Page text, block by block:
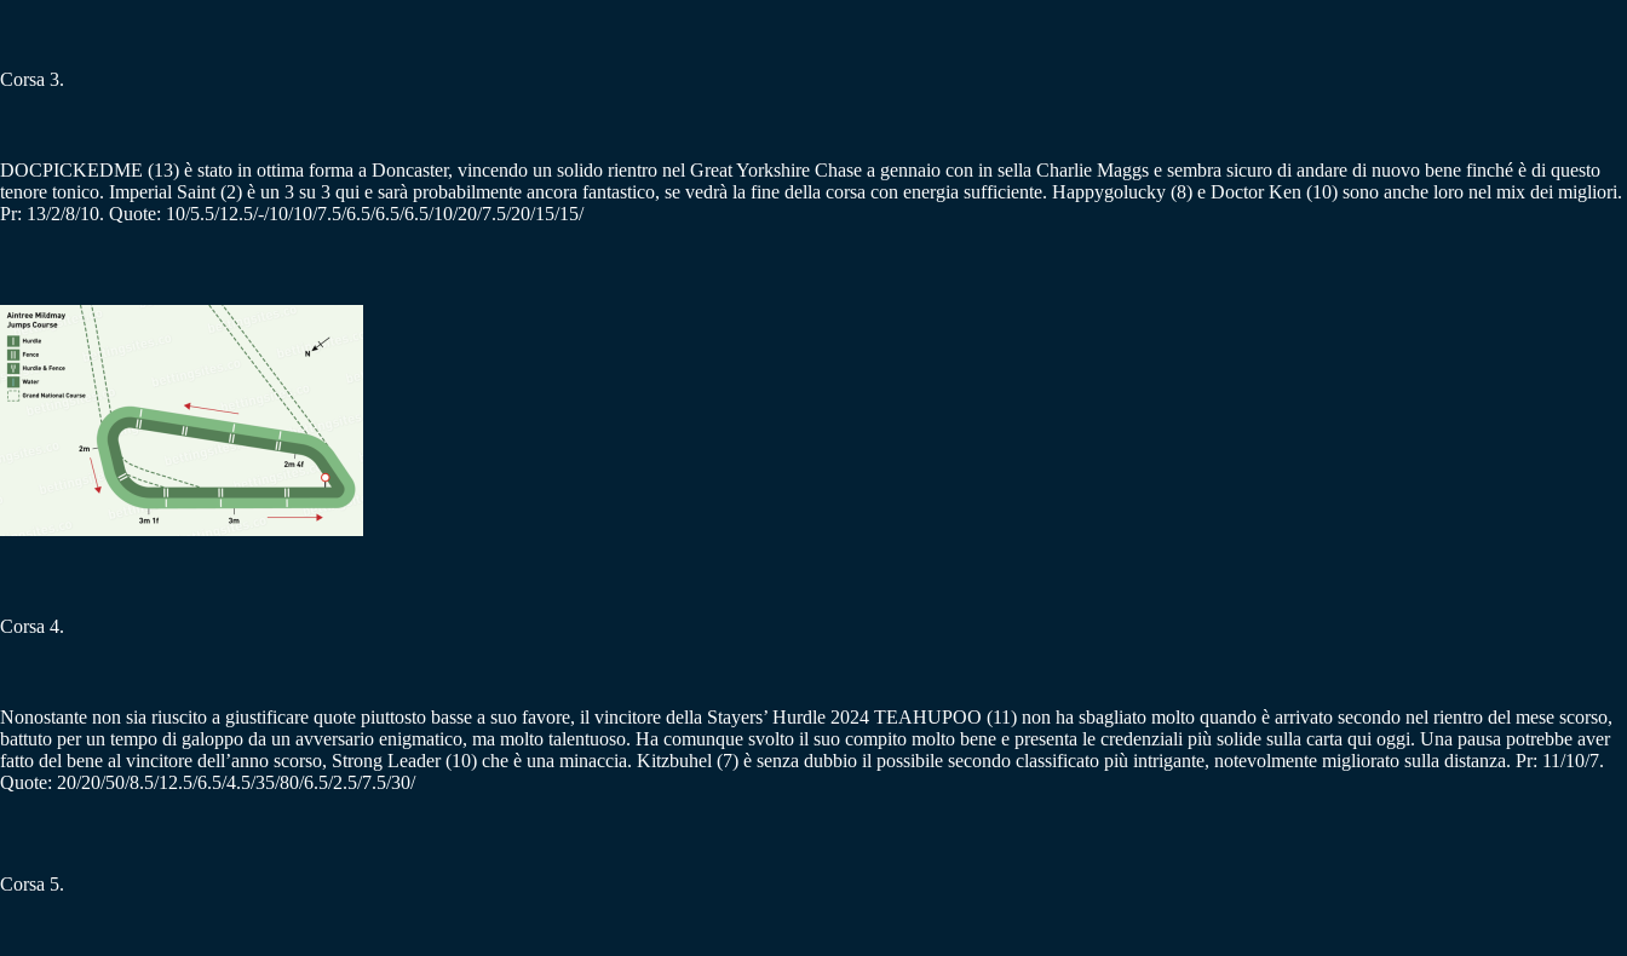
Corsa 3.
DOCPICKEDME (13) è stato in ottima forma a Doncaster, vincendo un solido rientro nel Great Yorkshire Chase a gennaio con in sella Charlie Maggs e sembra sicuro di andare di nuovo bene finché è di questo
tenore tonico. Imperial Saint (2) è un 3 su 3 qui e sarà probabilmente ancora fantastico, se vedrà la fine della corsa con energia sufficiente. Happygolucky (8) e Doctor Ken (10) sono anche loro nel mix dei migliori.
Pr: 13/2/8/10. Quote: 10/5.5/12.5/-/10/10/7.5/6.5/6.5/6.5/10/20/7.5/20/15/15/
Corsa 4.
Nonostante non sia riuscito a giustificare quote piuttosto basse a suo favore, il vincitore della Stayers’ Hurdle 2024 TEAHUPOO (11) non ha sbagliato molto quando è arrivato secondo nel rientro del mese scorso,
battuto per un tempo di galoppo da un avversario enigmatico, ma molto talentuoso. Ha comunque svolto il suo compito molto bene e presenta le credenziali più solide sulla carta qui oggi. Una pausa potrebbe aver
fatto del bene al vincitore dell’anno scorso, Strong Leader (10) che è una minaccia. Kitzbuhel (7) è senza dubbio il possibile secondo classificato più intrigante, notevolmente migliorato sulla distanza. Pr: 11/10/7.
Quote: 20/20/50/8.5/12.5/6.5/4.5/35/80/6.5/2.5/7.5/30/
Corsa 5.